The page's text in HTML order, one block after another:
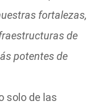
fortalezas,
de
potentes de
solo de las